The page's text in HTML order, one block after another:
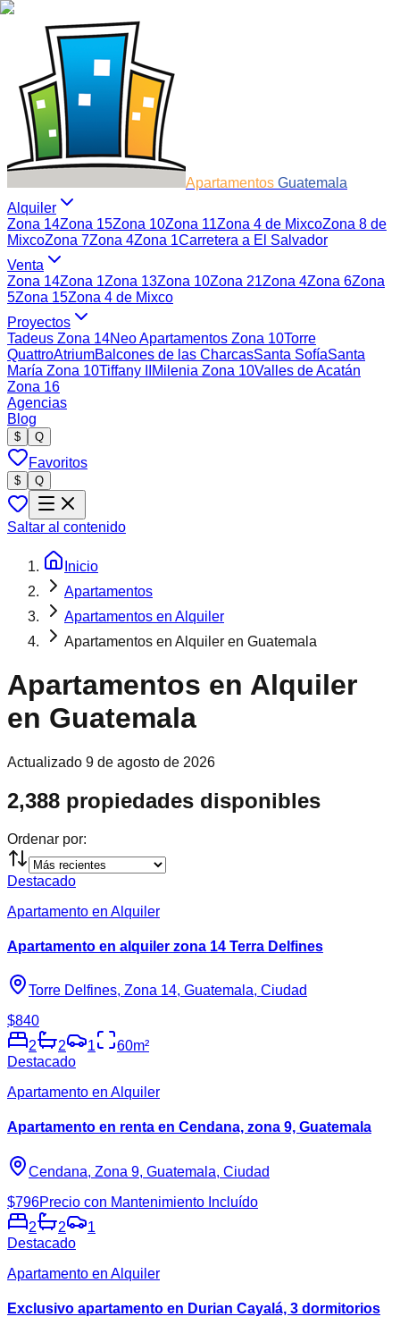
Apartamentos Guatemala
Alquiler
Zona 14Zona 15Zona 10Zona 11Zona 4 de MixcoZona 8 de
MixcoZona 7Zona 4Zona 1Carretera a El Salvador
Venta
Zona 14Zona 1Zona 13Zona 10Zona 21Zona 4Zona 6Zona
5Zona 15Zona 4 de Mixco
Proyectos
Tadeus Zona 14Neo Apartamentos Zona 10Torre
QuattroAtriumBalcones de las CharcasSanta SofíaSanta
María Zona 10Tiffany II Milenia Zona 10Valles de Acatán
Zona 16
Agencias
Blog
$ Q
Favoritos
$ Q
Saltar al contenido
Inicio
Apartamentos
Apartamentos en Alquiler
Apartamentos en Alquiler en Guatemala
Apartamentos en Alquiler
en Guatemala
Actualizado 9 de agosto de 2026
2,388 propiedades disponibles
Ordenar por:
Destacado
Apartamento en Alquiler
Apartamento en alquiler zona 14 Terra Delfines
Torre Delfines, Zona 14, Guatemala, Ciudad
$840
2
2 1 60m²
Destacado
Apartamento en Alquiler
Apartamento en renta en Cendana, zona 9, Guatemala
Cendana, Zona 9, Guatemala, Ciudad
$796Precio con Mantenimiento Incluído
2
2
1
Destacado
Apartamento en Alquiler
Exclusivo apartamento en Durian Cayalá, 3 dormitorios